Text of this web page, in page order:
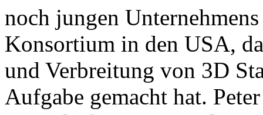
noch jungen
Konsortium in den USA,
und Verbreitung von 3D
Aufgabe gemacht hat.